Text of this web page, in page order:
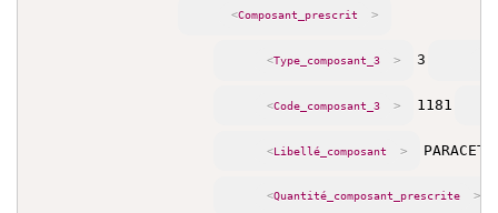
<Composant_prescrit >
<Type_composant_3 > 3
<Code_composant_3 > 1181
<Libellé_composant >
<Quantité_composant_prescrite >